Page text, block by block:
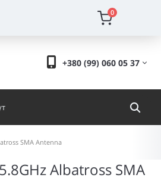
0
+380 (99) 060 05 37
SMA Antenna
Albatross SMA